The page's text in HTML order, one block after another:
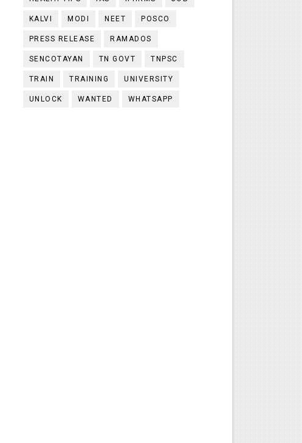
KALVI MODI NEET POSCO
PRESS RELEASE RAMADOS
SENCOTAYAN TN GOVT TNPSC
TRAIN TRAINING UNIVERSITY
UNLOCK WANTED WHATSAPP